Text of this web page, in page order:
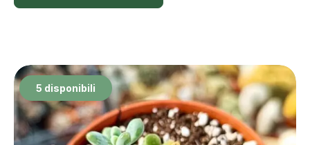
5 disponibili